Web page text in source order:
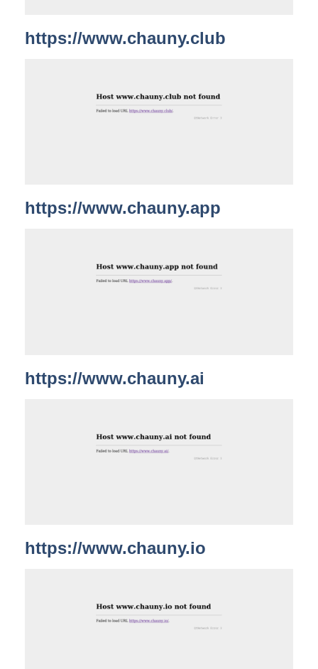
https://www.chauny.club
https://www.chauny.app
https://www.chauny.ai
https://www.chauny.io